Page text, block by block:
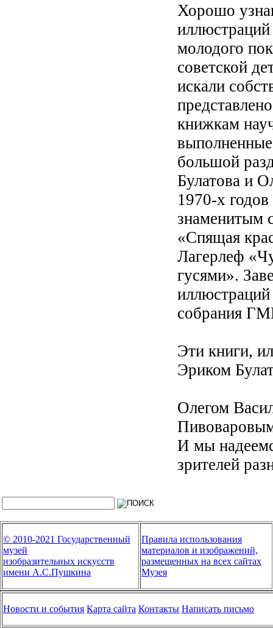
Хорошо
молодого
советской
искали
книжкам
большой
Булатова и
1970-х
знаменитым
«Спящая
Лагерлеф
гусями».
собрания
Эти книги,
Эриком
Олегом
И мы
зрителей
© 2010-2021 Государственный
музей
изобразительных искусств
имени А.С.Пушкина
Правила использования
материалов и изображений,
размещенных на всех сайтах
Музея
Новости и события Карта сайта Контакты Написать письмо